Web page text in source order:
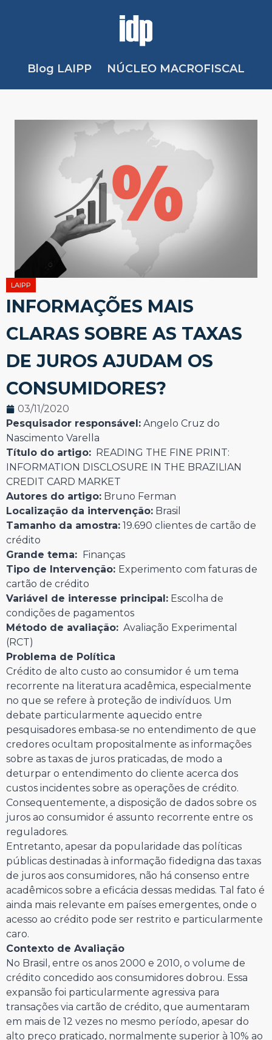
Blog LAIPP NÚCLEO MACROFISCAL
LAIPP
INFORMAÇÕES MAIS
CLARAS SOBRE AS TAXAS
DE JUROS AJUDAM OS
CONSUMIDORES?
03/11/2020
Pesquisador responsável: Angelo Cruz do
Nascimento Varella
Título do artigo: READING THE FINE PRINT:
INFORMATION DISCLOSURE IN THE BRAZILIAN
CREDIT CARD MARKET
Autores do artigo: Bruno Ferman
Localização da intervenção: Brasil
Tamanho da amostra: 19.690 clientes de cartão de
crédito
Grande tema: Finanças
Tipo de Intervenção: Experimento com faturas de
cartão de crédito
Variável de interesse principal: Escolha de
condições de pagamentos
Método de avaliação: Avaliação Experimental
(RCT)
Problema de Política
Crédito de alto custo ao consumidor é um tema
recorrente na literatura acadêmica, especialmente
no que se refere à proteção de indivíduos. Um
debate particularmente aquecido entre
pesquisadores embasa-se no entendimento de que
credores ocultam propositalmente as informações
sobre as taxas de juros praticadas, de modo a
deturpar o entendimento do cliente acerca dos
custos incidentes sobre as operações de crédito.
Consequentemente, a disposição de dados sobre os
juros ao consumidor é assunto recorrente entre os
reguladores.
Entretanto, apesar da popularidade das políticas
públicas destinadas à informação fidedigna das taxas
de juros aos consumidores, não há consenso entre
acadêmicos sobre a eficácia dessas medidas. Tal fato é
ainda mais relevante em países emergentes, onde o
acesso ao crédito pode ser restrito e particularmente
caro.
Contexto de Avaliação
No Brasil, entre os anos 2000 e 2010, o volume de
crédito concedido aos consumidores dobrou. Essa
expansão foi particularmente agressiva para
transações via cartão de crédito, que aumentaram
em mais de 12 vezes no mesmo período, apesar do
alto preço praticado, normalmente superior à 10% ao